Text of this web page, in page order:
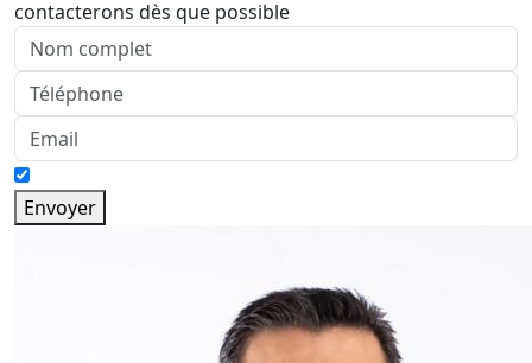
contacterons dès que possible
Envoyer